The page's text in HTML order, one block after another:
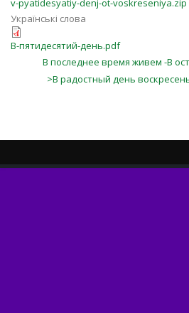
v-pyatidesyatiy-denj-ot-voskreseniya.zip
Українські слова
В-пятидесятий-день.pdf
В последнее время живем -В
>В радостный день